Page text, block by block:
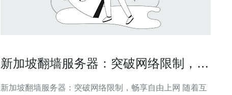
新加坡翻墙服务器：突破网络限制，畅
新加坡翻墙服务器：突破网络限制，畅享自由上网 随着互